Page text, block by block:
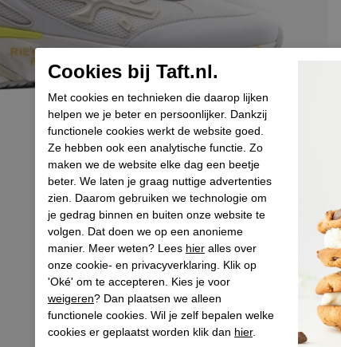
Cookies bij Taft.nl.
Met cookies en technieken die daarop lijken
helpen we je beter en persoonlijker. Dankzij
functionele cookies werkt de website goed.
Ze hebben ook een analytische functie. Zo
maken we de website elke dag een beetje
beter. We laten je graag nuttige advertenties
zien. Daarom gebruiken we technologie om
je gedrag binnen en buiten onze website te
volgen. Dat doen we op een anonieme
manier. Meer weten? Lees hier alles over
onze cookie- en privacyverklaring. Klik op
'Oké' om te accepteren. Kies je voor
weigeren? Dan plaatsen we alleen
functionele cookies. Wil je zelf bepalen welke
cookies er geplaatst worden klik dan hier.